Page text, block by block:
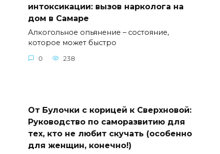
интоксикации: вызов нарколога на
дом в Самаре
Алкогольное опьянение – состояние,
которое может быстро
0 238
От Булочки с корицей к Сверхновой:
Руководство по саморазвитию для
тех, кто не любит скучать (особенно
для женщин, конечно!)